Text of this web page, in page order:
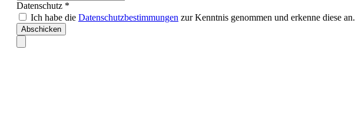
Datenschutz *
Ich habe die Datenschutzbestimmungen zur Kenntnis genommen und erkenne diese an.
Abschicken